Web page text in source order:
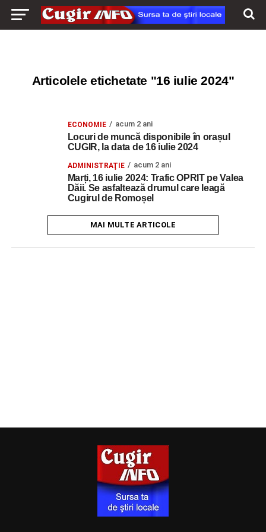
Articolele etichetate "16 iulie 2024"
ECONOMIE acum 2 ani
Locuri de muncă disponibile în orașul
CUGIR, la data de 16 iulie 2024
ADMINISTRAŢIE acum 2 ani
Marți, 16 iulie 2024: Trafic OPRIT pe Valea
Dăii. Se asfaltează drumul care leagă
Cugirul de Romoșel
MAI MULTE ARTICOLE